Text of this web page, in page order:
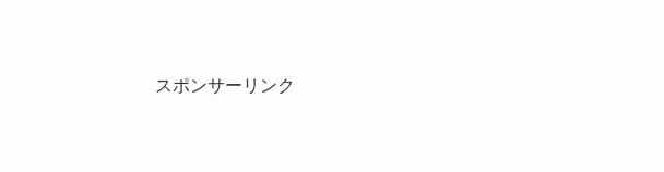
スポンサーリンク